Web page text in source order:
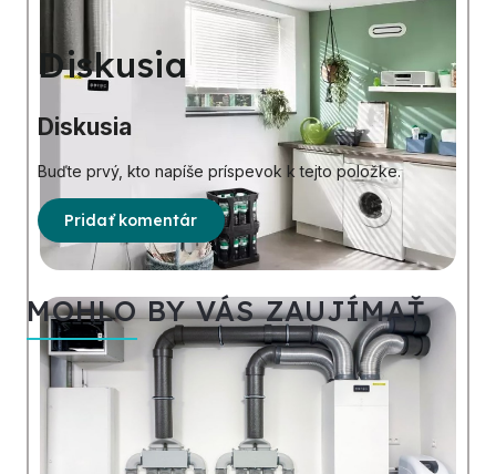
Diskusia
Diskusia
Buďte prvý, kto napíše príspevok k tejto položke.
Pridať komentár
MOHLO BY VÁS ZAUJÍMAŤ